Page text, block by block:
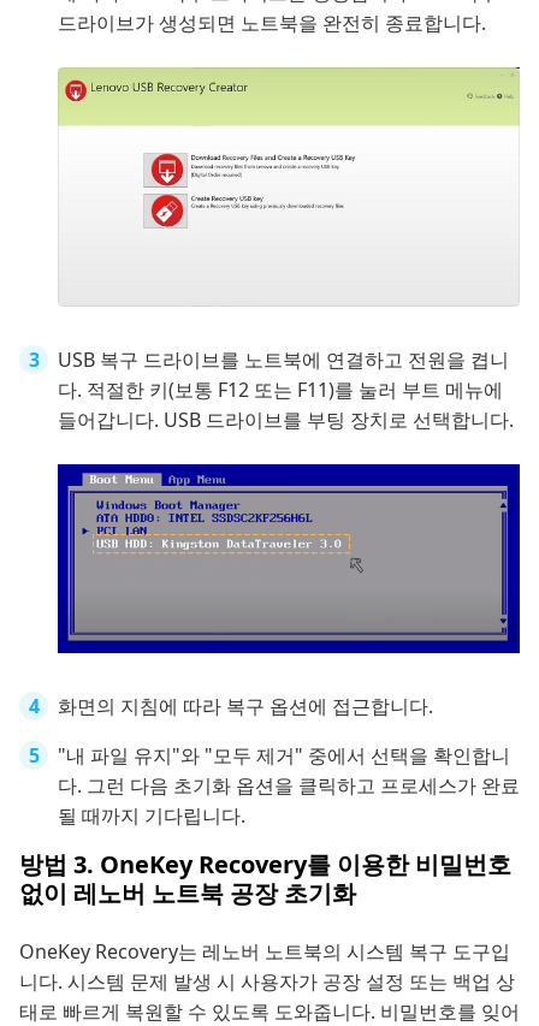
드라이브가 생성되면 노트북을 완전히 종료합니다.
USB 복구 드라이브를 노트북에 연결하고 전원을 켭니
다. 적절한 키(보통 F12 또는 F11)를 눌러 부트 메뉴에
들어갑니다. USB 드라이브를 부팅 장치로 선택합니다.
화면의 지침에 따라 복구 옵션에 접근합니다.
"내 파일 유지"와 "모두 제거" 중에서 선택을 확인합니
다. 그런 다음 초기화 옵션을 클릭하고 프로세스가 완료
될 때까지 기다립니다.
방법 3. OneKey Recovery를 이용한 비밀번호
없이 레노버 노트북 공장 초기화
OneKey Recovery는 레노버 노트북의 시스템 복구 도구입
니다. 시스템 문제 발생 시 사용자가 공장 설정 또는 백업 상
태로 빠르게 복원할 수 있도록 도와줍니다. 비밀번호를 잊어